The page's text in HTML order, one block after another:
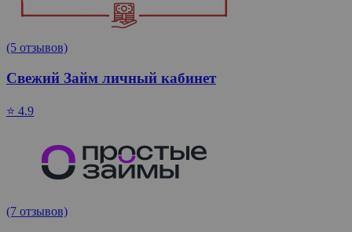
(5 отзывов)
Свежий Займ личный кабинет
⭐ 4.9
(7 отзывов)